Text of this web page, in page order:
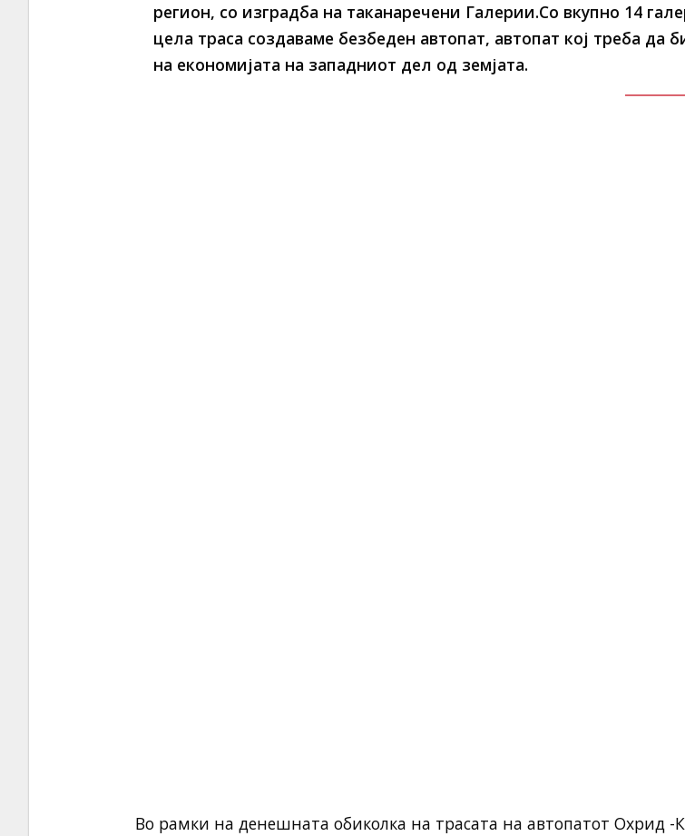
регион, со изградба на таканаречени Галерии.Со вкупно 14
цела траса создаваме безбеден автопат, автопат кој треба да
на економијата на западниот дел од земјата.
Во рамки на денешната обиколка на трасата на автопатот Охрид -